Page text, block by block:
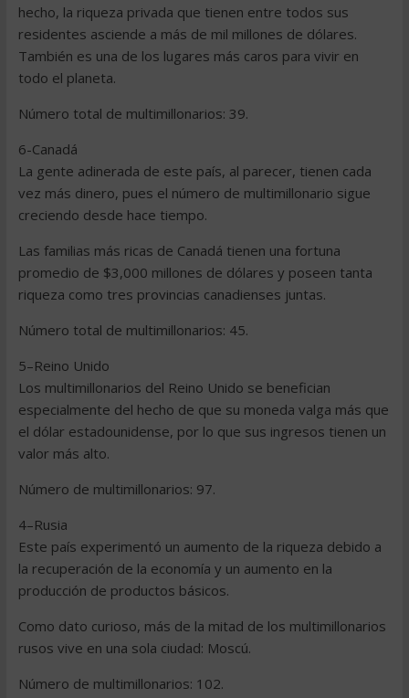
hecho, la riqueza privada que tienen entre todos sus
residentes asciende a más de mil millones de dólares.
También es una de los lugares más caros para vivir en
todo el planeta.
Número total de multimillonarios: 39.
6-Canadá
La gente adinerada de este país, al parecer, tienen cada
vez más dinero, pues el número de multimillonario sigue
creciendo desde hace tiempo.
Las familias más ricas de Canadá tienen una fortuna
promedio de $3,000 millones de dólares y poseen tanta
riqueza como tres provincias canadienses juntas.
Número total de multimillonarios: 45.
5–Reino Unido
Los multimillonarios del Reino Unido se benefician
especialmente del hecho de que su moneda valga más que
el dólar estadounidense, por lo que sus ingresos tienen un
valor más alto.
Número de multimillonarios: 97.
4–Rusia
Este país experimentó un aumento de la riqueza debido a
la recuperación de la economía y un aumento en la
producción de productos básicos.
Como dato curioso, más de la mitad de los multimillonarios
rusos vive en una sola ciudad: Moscú.
Número de multimillonarios: 102.